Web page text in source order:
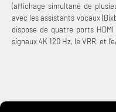
(affichage simultané de
avec les assistants vocaux
dispose de quatre ports
signaux 4K 120 Hz, le VRR, et